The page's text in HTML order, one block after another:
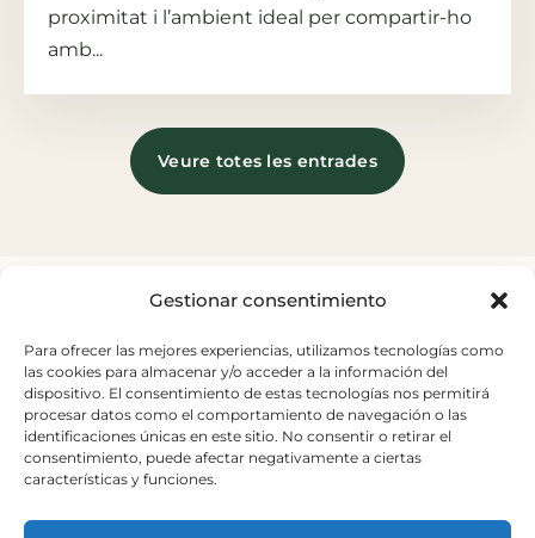
Gestionar consentimiento
Para ofrecer las mejores experiencias, utilizamos tecnologías como
las cookies para almacenar y/o acceder a la información del
dispositivo. El consentimiento de estas tecnologías nos permitirá
procesar datos como el comportamiento de navegación o las
identificaciones únicas en este sitio. No consentir o retirar el
consentimiento, puede afectar negativamente a ciertas
características y funciones.
proximitat i l’ambient ideal per compartir-ho
amb...
Veure totes les entrades
Carretera del Palau nº 6
Sant Andreu de la Barca.
+34 93 653 20 15
elpalauvell@elpalauvell.com